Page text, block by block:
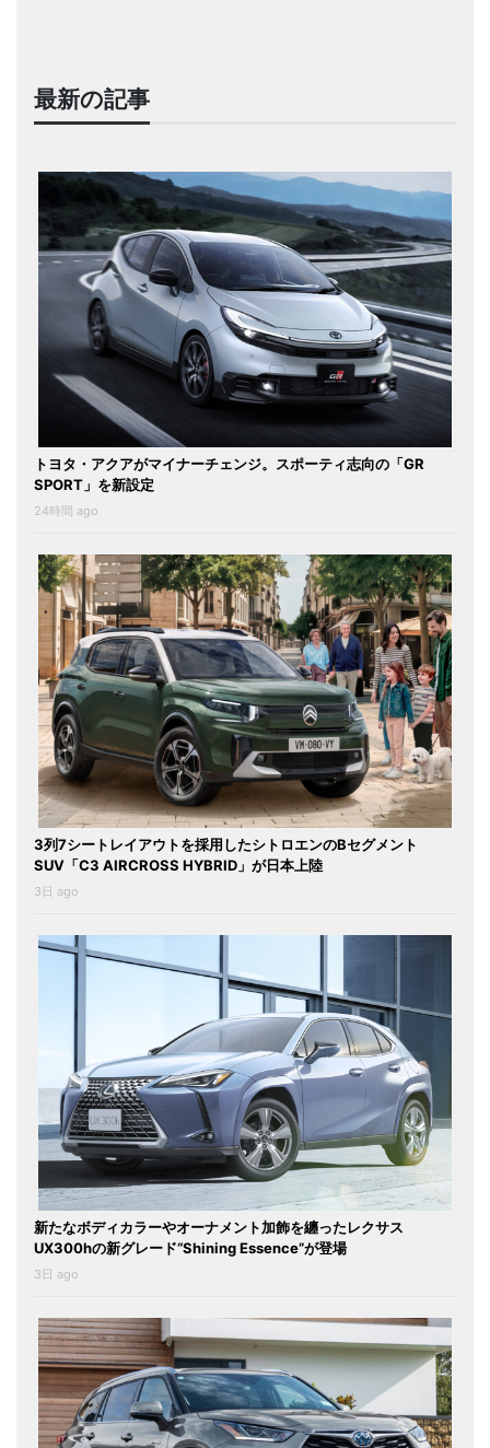
最新の記事
トヨタ・アクアがマイナーチェンジ。スポーティ志向の「GR
SPORT」を新設定
24時間 ago
3列7シートレイアウトを採用したシトロエンのBセグメント
SUV「C3 AIRCROSS HYBRID」が日本上陸
3日 ago
新たなボディカラーやオーナメント加飾を纏ったレクサス
UX300hの新グレード“Shining Essence”が登場
3日 ago